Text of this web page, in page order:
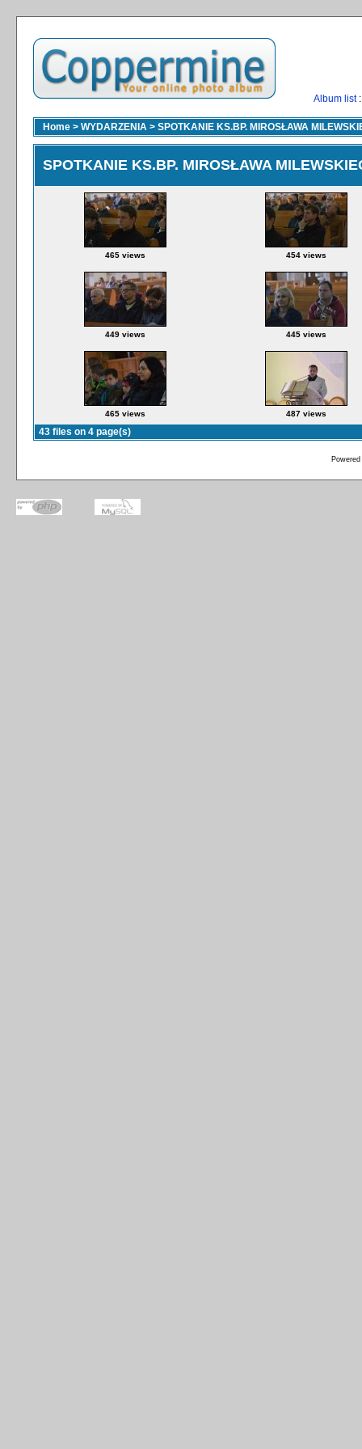
Album list
Home > WYDARZENIA > SPOTKANIE KS.BP. MIROSŁAWA
SPOTKANIE KS.BP. MIROSŁAWA
465 views 454 views
449 views 445 views
465 views 487 views
43 files on 4 page(s)